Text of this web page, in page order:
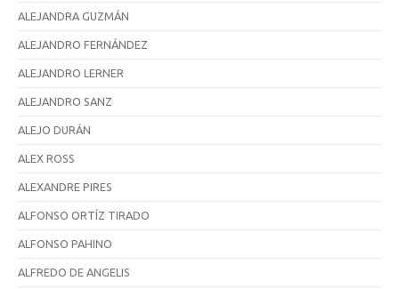
ALEJANDRA GUZMÁN
ALEJANDRO FERNÁNDEZ
ALEJANDRO LERNER
ALEJANDRO SANZ
ALEJO DURÁN
ALEX ROSS
ALEXANDRE PIRES
ALFONSO ORTÍZ TIRADO
ALFONSO PAHINO
ALFREDO DE ANGELIS